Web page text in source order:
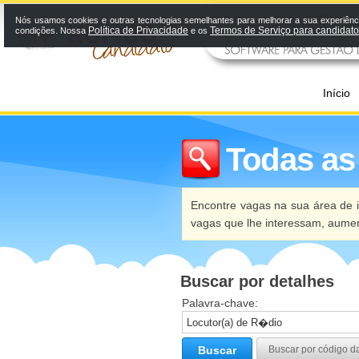
Início
Todas
Encontre vagas na sua área
vagas que lhe interessam,
Buscar por detalhes
Palavra-chave:
Buscar Buscar por código
Nós usamos cookies e outras tecnologias semelhantes para melhorar a sua
condições. Nossa Política de Privacidade e os Termos de Serviço para